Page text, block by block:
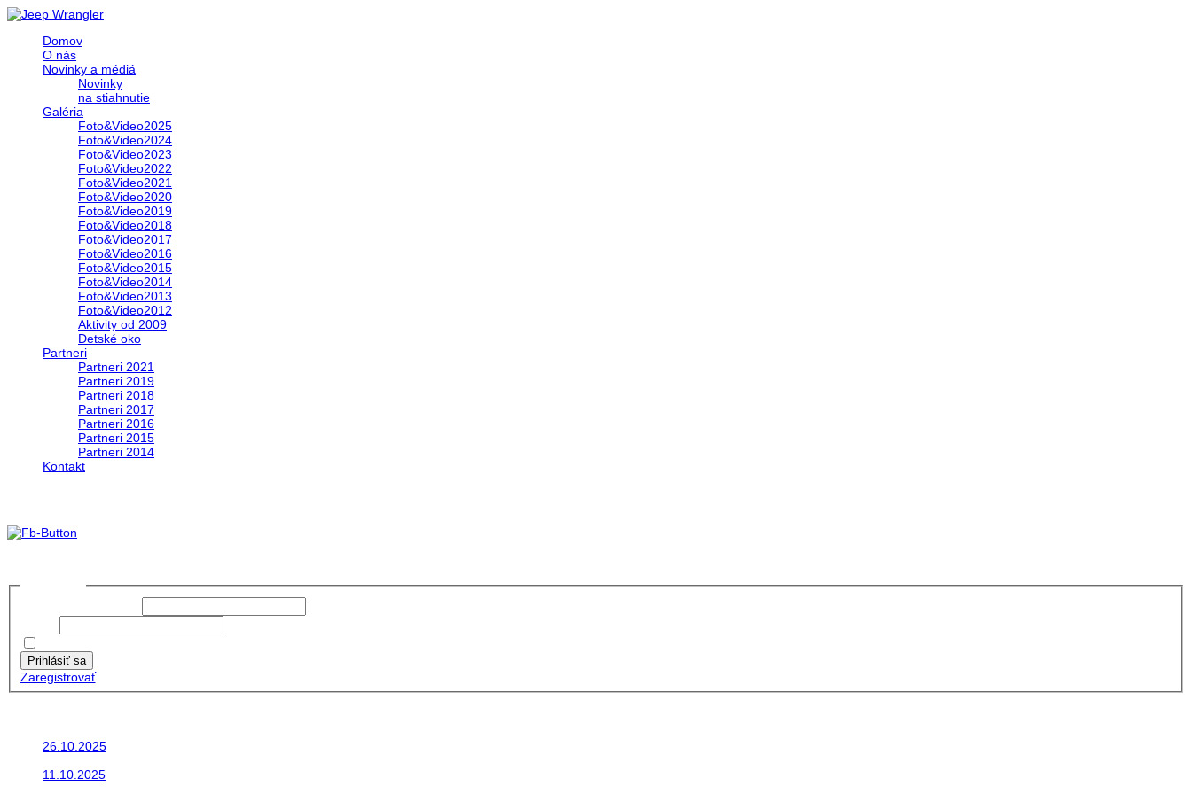
Domov
O nás
Novinky a médiá
Novinky
na stiahnutie
Galéria
Foto&Video2025
Foto&Video2024
Foto&Video2023
Foto&Video2022
Foto&Video2021
Foto&Video2020
Foto&Video2019
Foto&Video2018
Foto&Video2017
Foto&Video2016
Foto&Video2015
Foto&Video2014
Foto&Video2013
Foto&Video2012
Aktivity od 2009
Detské oko
Partneri
Partneri 2021
Partneri 2019
Partneri 2018
Partneri 2017
Partneri 2016
Partneri 2015
Partneri 2014
Kontakt
Prihlásiť sa
Zaregistrovať
26.10.2025
11.10.2025